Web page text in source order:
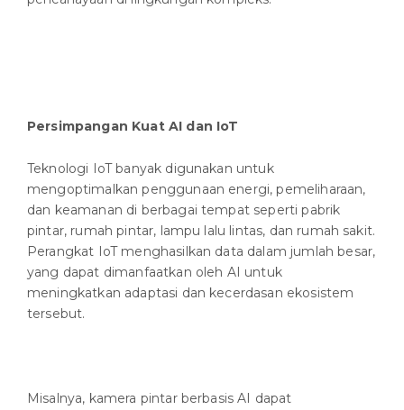
Persimpangan Kuat AI dan IoT
Teknologi IoT banyak digunakan untuk
mengoptimalkan penggunaan energi, pemeliharaan,
dan keamanan di berbagai tempat seperti pabrik
pintar, rumah pintar, lampu lalu lintas, dan rumah sakit.
Perangkat IoT menghasilkan data dalam jumlah besar,
yang dapat dimanfaatkan oleh AI untuk
meningkatkan adaptasi dan kecerdasan ekosistem
tersebut.
Misalnya, kamera pintar berbasis AI dapat